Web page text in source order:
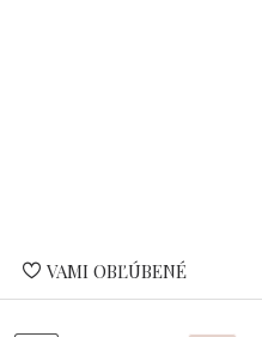
VAMI OBĽÚBENÉ